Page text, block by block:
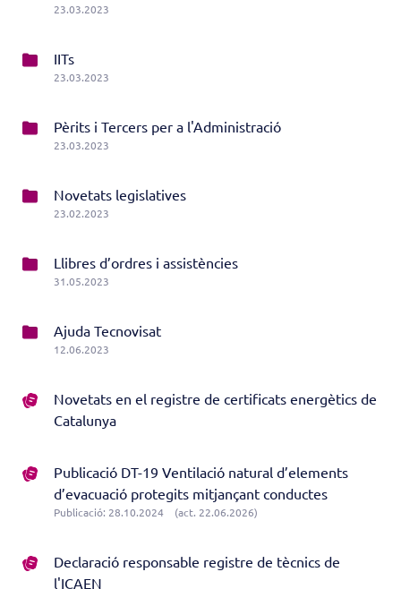
23.03.2023
IITs
23.03.2023
Pèrits i Tercers per a l'Administració
23.03.2023
Novetats legislatives
23.02.2023
Llibres d’ordres i assistències
31.05.2023
Ajuda Tecnovisat
12.06.2023
Novetats en el registre de certificats energètics de
Catalunya
Publicació DT-19 Ventilació natural d’elements
d’evacuació protegits mitjançant conductes
Publicació: 28.10.2024 (act. 22.06.2026)
Declaració responsable registre de tècnics de
l'ICAEN